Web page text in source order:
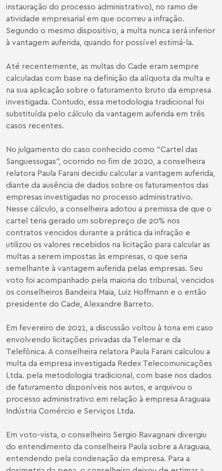
instauração do processo administrativo), no ramo de
atividade empresarial em que ocorreu a infração.
Segundo o mesmo dispositivo, a multa nunca será inferior
à vantagem auferida, quando for possível estimá-la.
Até recentemente, as multas do Cade eram sempre
calculadas com base na definição da alíquota da multa e
na sua aplicação sobre o faturamento bruto da empresa
investigada. Contudo, essa metodologia tradicional foi
substituída pelo cálculo da vantagem auferida em três
casos recentes.
No julgamento do caso conhecido como “Cartel das
Sanguessugas”, ocorrido no fim de 2020, a conselheira
relatora Paula Farani decidiu calcular a vantagem auferida,
diante da ausência de dados sobre os faturamentos das
empresas investigadas no processo administrativo.
Nesse cálculo, a conselheira adotou a premissa de que o
cartel teria gerado um sobrepreço de 20% nos
contratos vencidos durante a prática da infração e
utilizou os valores recebidos na licitação para calcular as
multas a serem impostas às empresas, o que seria
semelhante à vantagem auferida pelas empresas. Seu
voto foi acompanhado pela maioria do tribunal, vencidos
os conselheiros Bandeira Maia, Luiz Hoffmann e o então
presidente do Cade, Alexandre Barreto.
Em fevereiro de 2021, a discussão voltou à tona em caso
envolvendo licitações privadas da Telemar e da
Telefônica. A conselheira relatora Paula Farani calculou a
multa da empresa investigada Redex Telecomunicações
Ltda. pela metodologia tradicional, com base nos dados
de faturamento disponíveis nos autos, e arquivou o
processo administrativo em relação à empresa Araguaia
Indústria Comércio e Serviços Ltda.
Em voto-vista, o conselheiro Sergio Ravagnani divergiu
do entendimento da conselheira Paula sobre a Araguaia,
entendendo pela condenação da empresa. Para a